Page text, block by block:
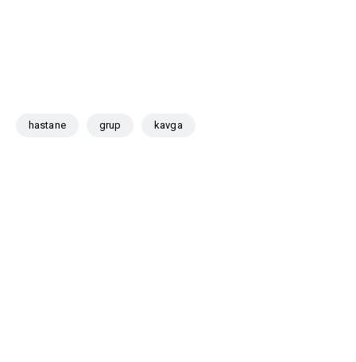
hastane grup kavga